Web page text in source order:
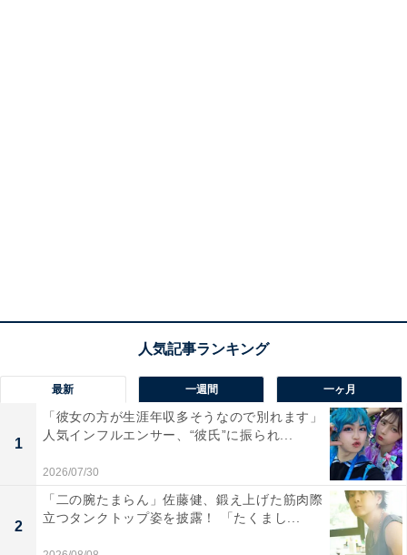
最新 一週間 一ヶ月
1
「彼女の方が生涯年収多そうなので別れます」
人気インフルエンサー、“彼氏”に振られ...
2026/07/30
2
「二の腕たまらん」佐藤健、鍛え上げた筋肉際
立つタンクトップ姿を披露！ 「たくまし...